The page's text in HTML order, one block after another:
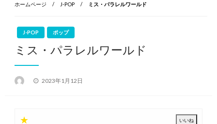
ホームページ J-POP ミス・パラレルワールド
J-POP ポップ
ミス・パラレルワールド
投
2023年1月12日
★